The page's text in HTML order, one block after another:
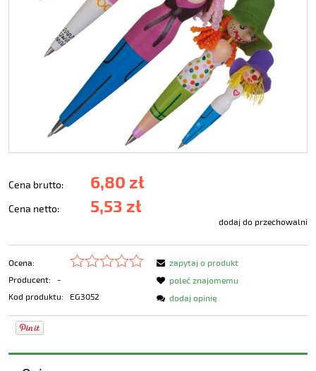
Cena brutto: 6,80 zł
Cena netto: 5,53 zł
dodaj do przechowalni
Ocena:
Producent:
-
Kod produktu:
EG3052
zapytaj o produkt
poleć znajomemu
dodaj opinię